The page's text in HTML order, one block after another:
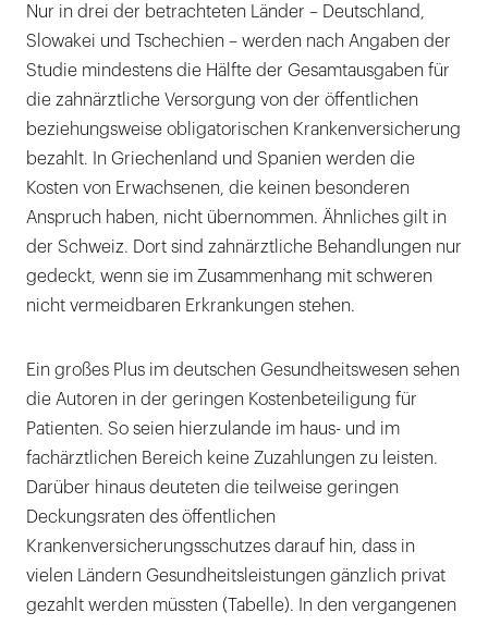
Nur in drei der betrachteten Länder – Deutschland,
Slowakei und Tschechien – werden nach Angaben der
Studie mindestens die Hälfte der Gesamtausgaben für
die zahnärztliche Versorgung von der öffentlichen
beziehungsweise obligatorischen Krankenversicherung
bezahlt. In Griechenland und Spanien werden die
Kosten von Erwachsenen, die keinen besonderen
Anspruch haben, nicht übernommen. Ähnliches gilt in
der Schweiz. Dort sind zahnärztliche Behandlungen nur
gedeckt, wenn sie im Zusammenhang mit schweren
nicht vermeidbaren Erkrankungen stehen.
Ein großes Plus im deutschen Gesundheitswesen sehen
die Autoren in der geringen Kostenbeteiligung für
Patienten. So seien hierzulande im haus- und im
fachärztlichen Bereich keine Zuzahlungen zu leisten.
Darüber hinaus deuteten die teilweise geringen
Deckungsraten des öffentlichen
Krankenversicherungsschutzes darauf hin, dass in
vielen Ländern Gesundheitsleistungen gänzlich privat
gezahlt werden müssten (Tabelle). In den vergangenen